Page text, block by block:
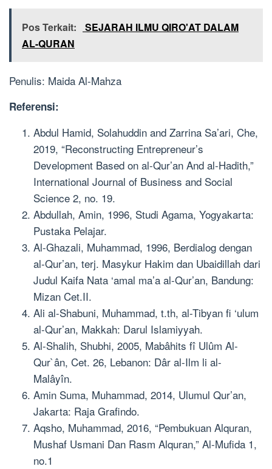
Pos Terkait:
SEJARAH ILMU QIRO'AT DALAM
AL-QURAN
Penulis: Maida Al-Mahza
Referensi:
Abdul Hamid, Solahuddin and Zarrina Sa’ari, Che,
2019, “Reconstructing Entrepreneur’s
Development Based on al-Qur’an And al-Hadith,”
International Journal of Business and Social
Science 2, no. 19.
Abdullah, Amin, 1996, Studi Agama, Yogyakarta:
Pustaka Pelajar.
Al-Ghazali, Muhammad, 1996, Berdialog dengan
al-Qur’an, terj. Masykur Hakim dan Ubaidillah dari
Judul Kaifa Nata ‘amal ma’a al-Qur’an, Bandung:
Mizan Cet.II.
Ali al-Shabuni, Muhammad, t.th, al-Tibyan fi ‘ulum
al-Qur’an, Makkah: Darul Islamiyyah.
Al-Shalih, Shubhi, 2005, Mabâhits fî Ulûm Al-
Qur`ân, Cet. 26, Lebanon: Dâr al-Ilm li al-
Malâyîn.
Amin Suma, Muhammad, 2014, Ulumul Qur’an,
Jakarta: Raja Grafindo.
Aqsho, Muhammad, 2016, “Pembukuan Alquran,
Mushaf Usmani Dan Rasm Alquran,” Al-Mufida 1,
no.1